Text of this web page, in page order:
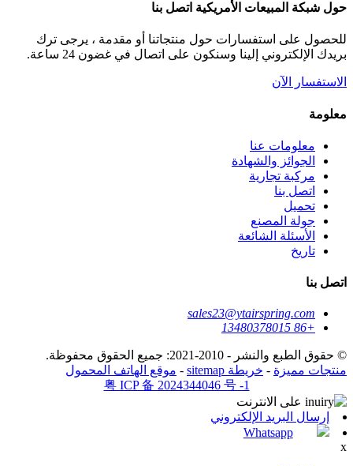
حول شبكة المبيعات الأمريكية اتصل بنا
للحصول على استفسارات حول منتجاتنا أو مقدمة ، يرجى ترك
بريدك الإلكتروني إلينا وسنكون على اتصال في غضون 24 ساعة.
الاستفسار الآن
معلومة
معلومات عنا
الجوائز والشهادة
مركبة تجارية
اتصل بنا
تحميل
جولة المصنع
الأسئلة الشائعة
تاريخ
اتصل بنا
sales23@ytairspring.com
+86 13480378015
© حقوق الطبع والنشر - 2010-2021: جميع الحقوق محفوظة.
منتجات مميزة - خريطة sitemap - موقع الهاتف المحمول
粤 ICP 备 2024344046 号 -1
إرسال البريد الإلكتروني
Whatsapp
x